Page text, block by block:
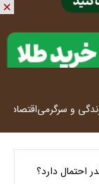
و سرگرمیاقتصاد
احتمال دارد؟